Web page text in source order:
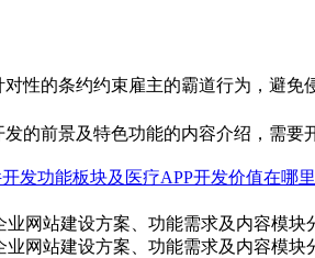
对性的条约约束雇主的霸道行为，避免
发的前景及特色功能的内容介绍，需要
发功能板块及医疗APP开发价值在哪
业网站建设方案、功能需求及内容模块
业网站建设方案、功能需求及内容模块